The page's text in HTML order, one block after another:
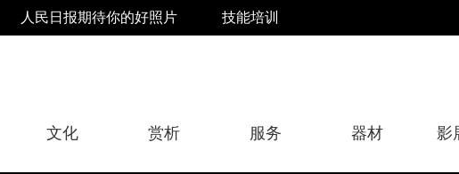
人民日报期待你的好照片 技能培训
文化 赏析 服务 器材 影